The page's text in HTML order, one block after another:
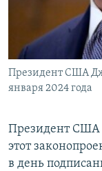
Президент США
января 2024 года
Президент США
этот
в день